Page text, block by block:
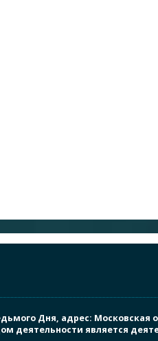
Дня, адрес: Московская
деятельности является